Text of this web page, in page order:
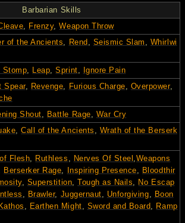
Barbarian Skills
Frenzy,Weapon Throw
of the Ancients Rend Seismic Slam
Whirlwi
Stomp Leap ,Sprint Ignore Pain
Spear, Revenge Furious Charge Overpower,
Shout Battle Rage War Cry
,Call of the Ancients
Wrath of the Berserk
Flesh Ruthless Nerves Of Steel Weapons
Berserker Rage Inspiring Presence
Bloodthir
, Superstition ,Tough as Nails
No Escap
Brawler, Juggernaut Unforgiving
Boon
Earthen Might Sword and Board
Ramp